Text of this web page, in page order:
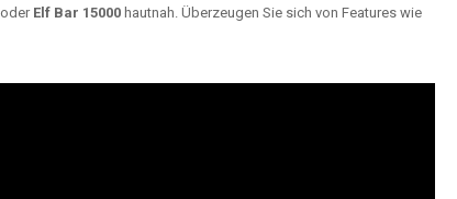
oder Elf Bar 15000 hautnah. Überzeugen Sie sich von Features wie